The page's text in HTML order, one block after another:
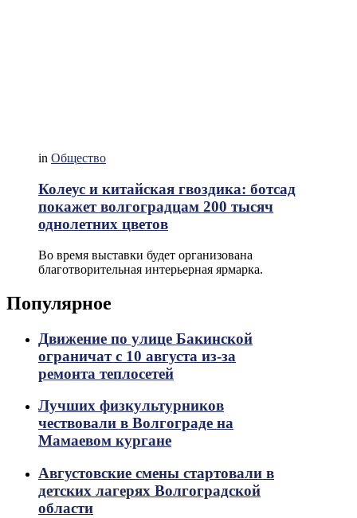
in Общество
Колеус и китайская гвоздика: ботсад
покажет волгоградцам 200 тысяч
однолетних цветов
Во время выставки будет организована
благотворительная интерьерная ярмарка.
Популярное
Движение по улице Бакинской
ограничат с 10 августа из-за
ремонта теплосетей
Лучших физкультурников
чествовали в Волгограде на
Мамаевом кургане
Августовские смены стартовали в
детских лагерях Волгоградской
области